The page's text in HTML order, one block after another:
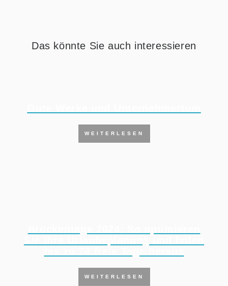
Das könnte Sie auch interessieren
WEITERLESEN
WEITERLESEN